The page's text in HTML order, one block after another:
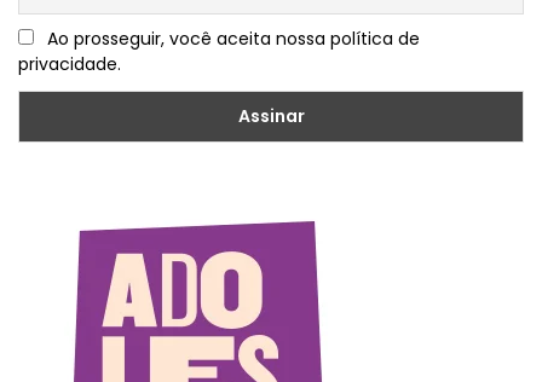
Ao prosseguir, você aceita nossa política de
privacidade.